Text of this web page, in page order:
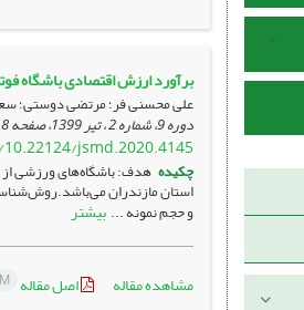
برآورد ارزش اقتصادی باشگاه
علی محسنی فر؛ مرتضی دوستی؛
دوره 9، شماره 2 ، تیر 1399، صفحه
jsmd.2020.4145
چکیده هدف: باشگاه‌های ورزشی از
استان مازندران
و حجم نمونه ...بیشتر
مشاهده مقاله اصل مقاله